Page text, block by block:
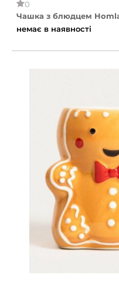
0
Чашка з блюдцем
немає в наявності